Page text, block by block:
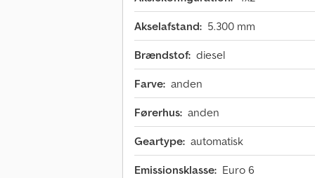
Akselafstand: 5.300 mm
Brændstof: diesel
Farve: anden
Førerhus: anden
Geartype: automatisk
Emissionsklasse: Euro 6